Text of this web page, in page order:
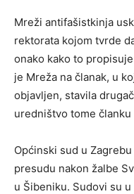
Mreži antifašistkinja
rektorata kojom tvrde
onako kako to
je Mreža na članak, u
objavljen, stavila
uredništvo tome
Općinski sud u
presudu nakon žalbe
u Šibeniku. Sudovi su